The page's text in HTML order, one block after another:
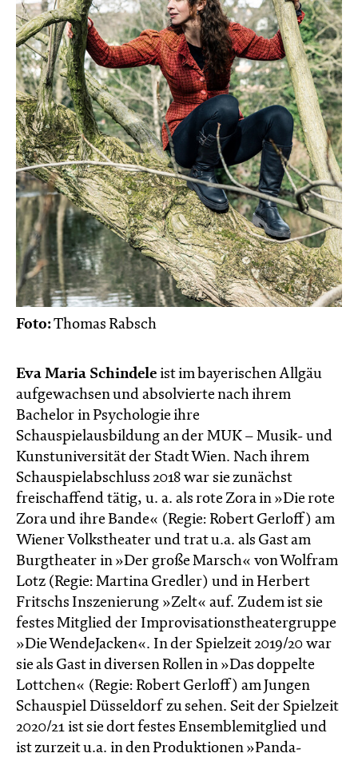
Foto:Thomas Rabsch
Eva Maria Schindele ist im bayerischen Allgäu
aufgewachsen und absolvierte nach ihrem
Bachelor in Psychologie ihre
Schauspielausbildung an der MUK – Musik- und
Kunstuniversität der Stadt Wien. Nach ihrem
Schauspielabschluss 2018 war sie zunächst
freischaffend tätig, u. a. als rote Zora in »Die rote
Zora und ihre Bande« (Regie: Robert Gerloff) am
Wiener Volkstheater und trat u.a. als Gast am
Burgtheater in »Der große Marsch« von Wolfram
Lotz (Regie: Martina Gredler) und in Herbert
Fritschs Inszenierung »Zelt« auf. Zudem ist sie
festes Mitglied der Improvisationstheatergruppe
»Die WendeJacken«. In der Spielzeit 2019/20 war
sie als Gast in diversen Rollen in »Das doppelte
Lottchen« (Regie: Robert Gerloff) am Jungen
Schauspiel Düsseldorf zu sehen. Seit der Spielzeit
2020/21 ist sie dort festes Ensemblemitglied und
ist zurzeit u.a. in den Produktionen »Panda-